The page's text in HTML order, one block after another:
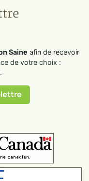
Saine afin de recevoir
de votre choix :
.